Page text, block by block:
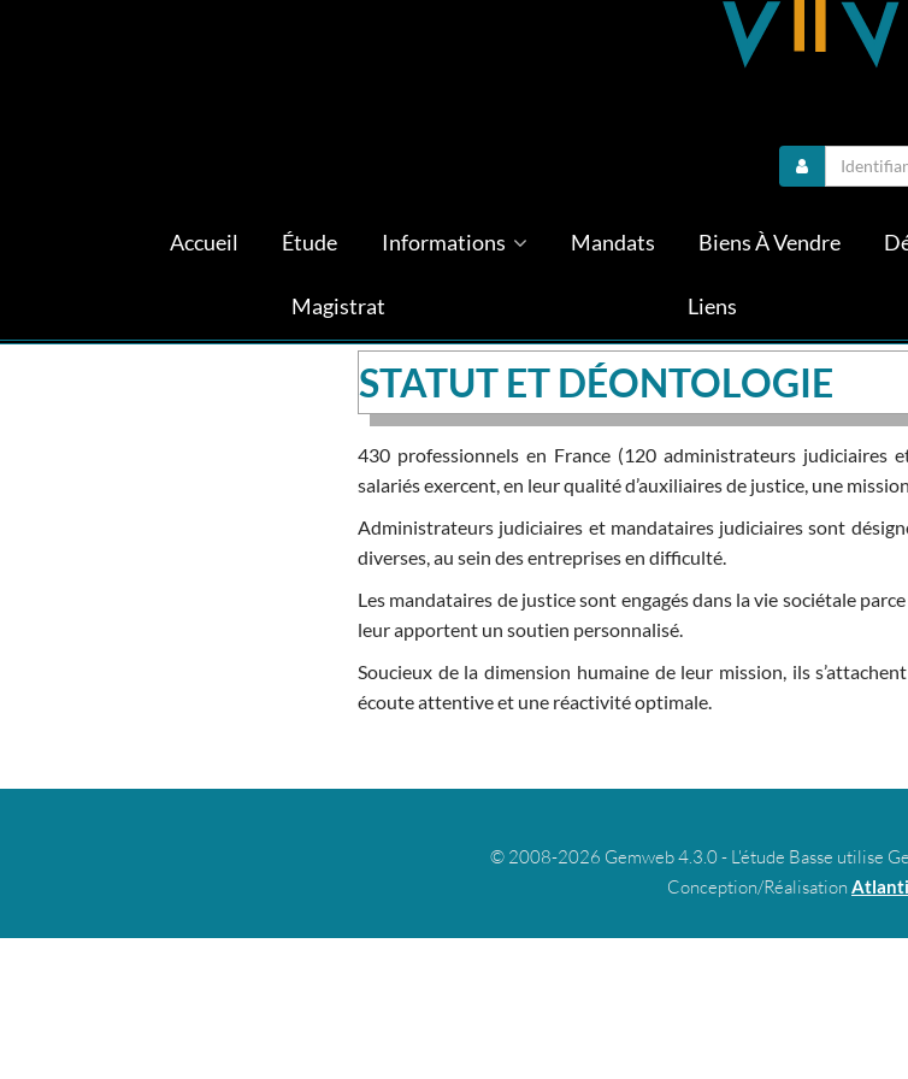
Accueil Étude Informations Mandats Biens À Vendre
Magistrat Liens
STATUT ET DÉONTOLOGIE
430 professionnels en France (120 administrateurs judiciaires
salariés exercent, en leur qualité d’auxiliaires de justice, une
Administrateurs judiciaires et mandataires judiciaires sont
diverses, au sein des entreprises en difficulté.
Les mandataires de justice sont engagés dans la vie sociétale
leur apportent un soutien personnalisé.
Soucieux de la dimension humaine de leur mission, ils
écoute attentive et une réactivité optimale.
© 2008-2026 Gemweb 4.3.0 - L'étude Basse utilise
Conception/Réalisation